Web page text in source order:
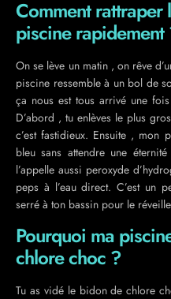
Comment rattraper
piscine rapidement
On se lève un matin , on rêve
piscine ressemble à un bol de
ça nous est tous arrivé une
D’abord , tu enlèves le plus
c’est fastidieux. Ensuite , mon
bleu sans attendre une
l’appelle aussi peroxyde
peps à l’eau direct. C’est un
serré à ton bassin pour le
Pourquoi ma
chlore choc ?
Tu as vidé le bidon de chlore